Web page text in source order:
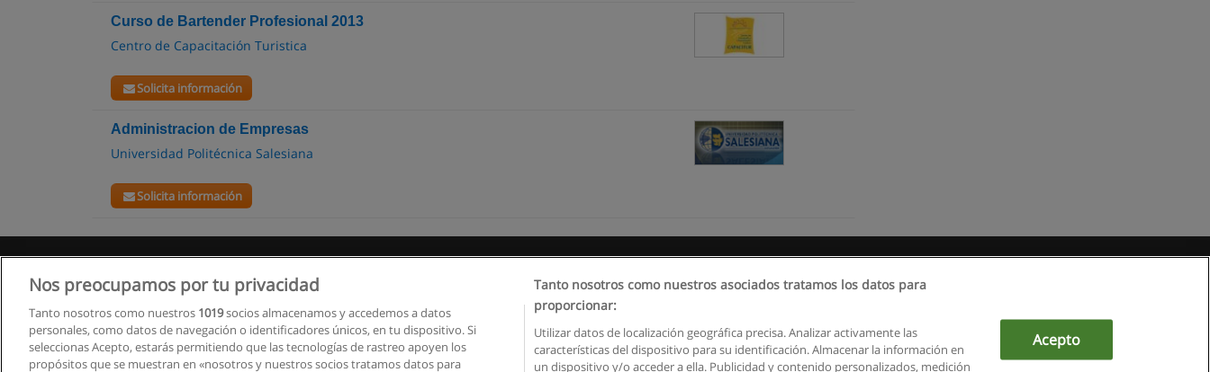
Curso de Bartender Profesional 2013
Centro de Capacitación Turistica
Solicita información
Administracion de Empresas
Universidad Politécnica Salesiana
Solicita información
Privacidad de datos Contactar con Educaedu
Copyright © Educaedu Business S.L. - CIF : B-95610580: -
Nos preocupamos por tu privacidad
Tanto nosotros como nuestros 1019socios almacenamos y accedemos a datos
personales, como datos de navegación o identificadores únicos, en tu dispositivo. Si
seleccionas Acepto, estarás permitiendo que las tecnologías de rastreo apoyen los
propósitos que se muestran en «nosotros y nuestros socios tratamos datos para
Tanto nosotros como nuestros asociados tratamos los datos para
proporcionar:
Utilizar datos de localización geográfica precisa. Analizar activamente las
características del dispositivo para su identificación. Almacenar la información en
un dispositivo y/o acceder a ella. Publicidad y contenido personalizados, medición
Acepto